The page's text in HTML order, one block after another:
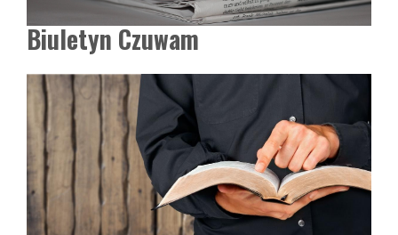
Biuletyn Czuwam